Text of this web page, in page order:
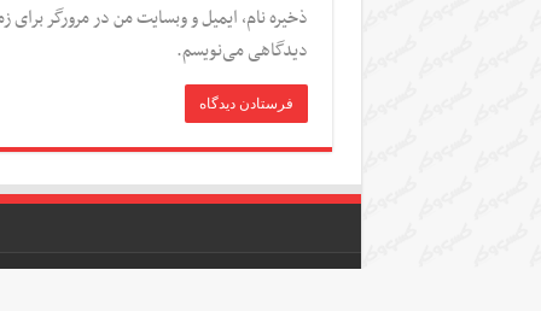
ذخیره نام، ایمیل و وبسایت من در مرورگر برای
دیدگاهی می‌نویسم.